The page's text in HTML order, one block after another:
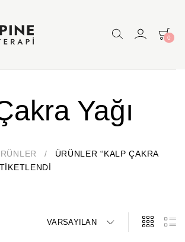
0
/
ÜRÜNLER “KALP ÇAKRA
Yağı
VARSAYILAN